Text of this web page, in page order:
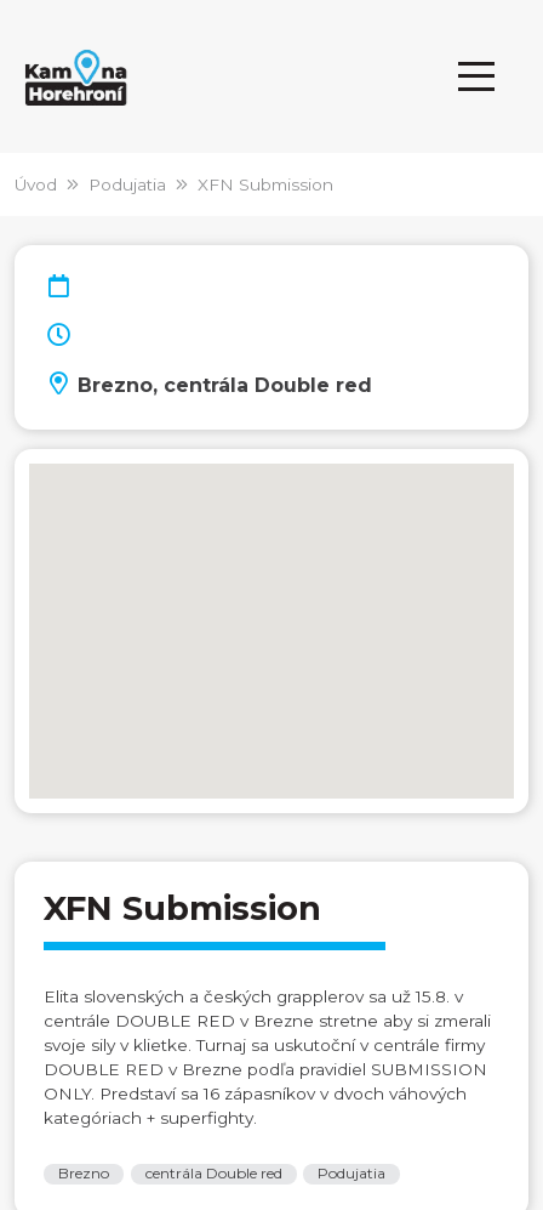
Úvod Podujatia XFN Submission
Brezno, centrála Double red
XFN Submission
Elita slovenských a českých grapplerov sa už 15.8. v
centrále DOUBLE RED v Brezne stretne aby si zmerali
svoje sily v klietke. Turnaj sa uskutoční v centrále firmy
DOUBLE RED v Brezne podľa pravidiel SUBMISSION
ONLY. Predstaví sa 16 zápasníkov v dvoch váhových
kategóriach + superfighty.
Brezno centrála Double red Podujatia